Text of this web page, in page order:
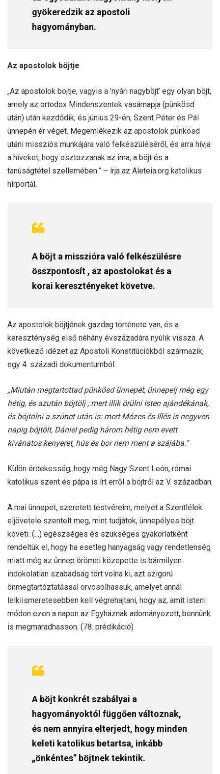
gyökeredzik az apostoli
hagyományban.
Az apostolok böjtje
„Az apostolok böjtje, vagyis a ’nyári nagyböjt’ egy olyan böjt,
amely az ortodox Mindenszentek vasárnapja (pünkösd
után) után kezdődik, és június 29-én, Szent Péter és Pál
ünnepén ér véget. Megemlékezik az apostolok pünkösd
utáni missziós munkájára való felkészüléséről, és arra hívja
a híveket, hogy osztozzanak az ima, a böjt és a
tanúságtétel szellemében.” – írja az Aleteia.org katolikus
hírportál.
A böjt a misszióra való felkészülésre
összpontosít , az apostolokat és a
korai keresztényeket követve.
Az apostolok böjtjének gazdag története van, és a
kereszténység első néhány évszázadára nyúlik vissza. A
következő idézet az Apostoli Konstitúciókból származik,
egy 4. századi dokumentumból:
„Miután megtartottad pünkösd ünnepét, ünnepelj még egy
hétig, és azután böjtölj ; mert illik örülni Isten ajándékának,
és böjtölni a szünet után is: mert Mózes és Illés is negyven
napig böjtölt, Dániel pedig három hétig nem evett
kívánatos kenyeret, hús és bor nem ment a szájába.”
Külön érdekesség, hogy még Nagy Szent León, római
katolikus szent és pápa is írt erről a böjtről az V. században:
A mai ünnepet, szeretett testvéreim, melyet a Szentlélek
eljövetele szentelt meg, mint tudjátok, ünnepélyes böjt
követi. (…) egészséges és szükséges gyakorlatként
rendeltük el, hogy ha esetleg hanyagság vagy rendetlenség
miatt még az ünnep örömei közepette is bármilyen
indokolatlan szabadság tört volna ki, azt szigorú
önmegtartóztatással orvosolhassuk, amelyet annál
lelkiismeretesebben kell végrehajtani, hogy az, amit isteni
módon ezen a napon az Egyháznak adományozott, bennünk
is megmaradhasson. (78. prédikáció)
A böjt konkrét szabályai a
hagyományoktól függően változnak,
és nem annyira elterjedt, hogy minden
keleti katolikus betartsa, inkább
„önkéntes” böjtnek tekintik.